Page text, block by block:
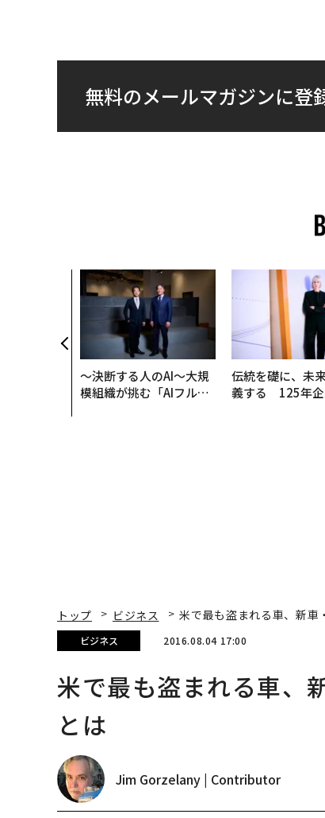
無料のメールマガジンに登
〜決断する人のAI〜大規
模組織が挑む「AIフル実
伝統を礎に、未
義する 125年企
トップ ビジネス 米で最も盗まれる車、新車
ビジネス 2016.08.04 17:00
米で最も盗まれる車、
とは
Jim Gorzelany | Contributor